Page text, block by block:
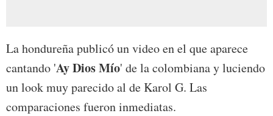
La hondureña publicó un video en el que aparece
cantando 'Ay Dios Mío' de la colombiana y luciendo
un look muy parecido al de Karol G. Las
comparaciones fueron inmediatas.